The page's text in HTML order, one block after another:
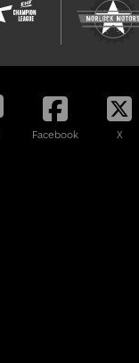
Facebook X